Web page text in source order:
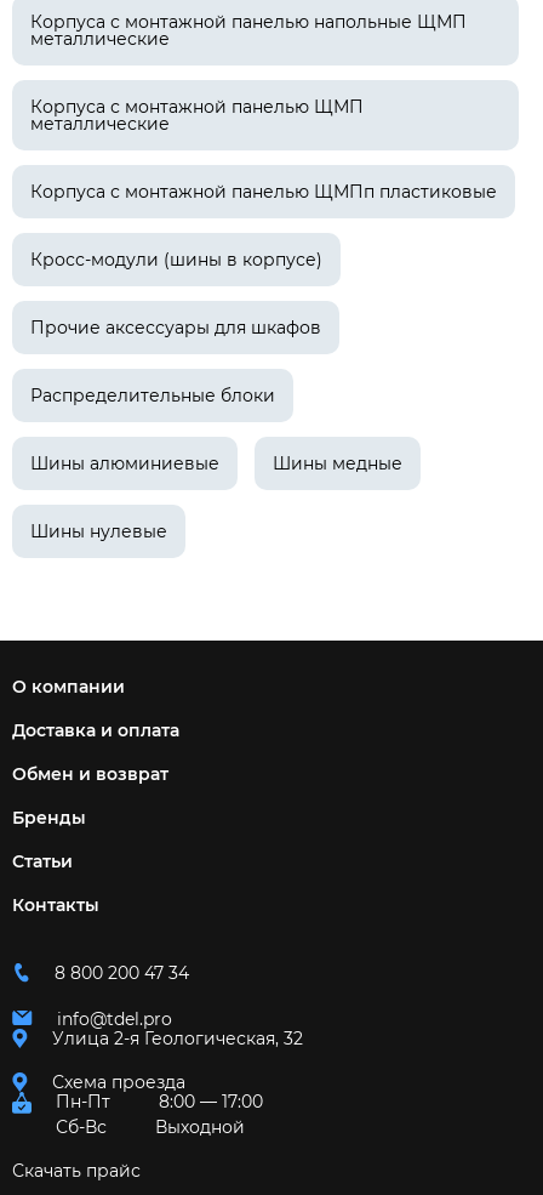
Корпуса с монтажной панелью напольные ЩМП
металлические
Корпуса с монтажной панелью ЩМП
металлические
Корпуса с монтажной панелью ЩМПп пластиковые
Кросс-модули (шины в корпусе)
Прочие аксессуары для шкафов
Распределительные блоки
Шины алюминиевые Шины медные
Шины нулевые
О компании
Доставка и оплата
Обмен и возврат
Бренды
Статьи
Контакты
8 800 200 47 34
info@tdel.pro
Улица 2-я Геологическая, 32
Схема проезда
Пн-Пт
8:00 — 17:00
Сб-Вс
Выходной
Скачать прайс